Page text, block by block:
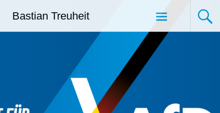
InhaltBastian Treuheit